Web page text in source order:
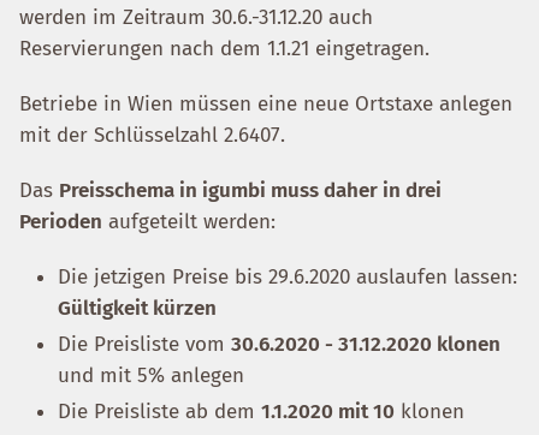
werden im Zeitraum 30.6.-31.12.20 auch
Reservierungen nach dem 1.1.21 eingetragen.
Betriebe in Wien müssen eine neue Ortstaxe anlegen
mit der Schlüsselzahl 2.6407.
Das Preisschema in igumbi muss daher in drei
Perioden aufgeteilt werden:
Die jetzigen Preise bis 29.6.2020 auslaufen lassen:
Gültigkeit kürzen
Die Preisliste vom 30.6.2020 - 31.12.2020 klonen
und mit 5% anlegen
Die Preisliste ab dem 1.1.2020 mit 10 klonen